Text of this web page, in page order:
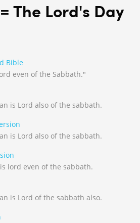
The Lord's Day
Bible
even of the Sabbath."
is Lord also of the sabbath.
is Lord also of the sabbath.
lord even of the sabbath.
is Lord of the sabbath also.